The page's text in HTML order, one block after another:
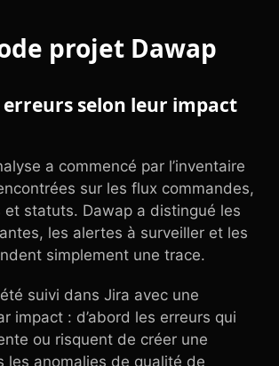
projet Dawap
erreurs selon leur impact
a commencé par l’inventaire
sur les flux commandes,
et statuts. Dawap a distingué les
les alertes à surveiller et les
simplement une trace.
suivi dans Jira avec une
impact : d’abord les erreurs qui
ou risquent de créer une
les anomalies de qualité de